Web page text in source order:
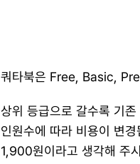
쿼타북은 Free, Basic,
상위 등급으로 갈수록 기
인원수에 따라 비용이 변
1,900원이라고 생각해 주